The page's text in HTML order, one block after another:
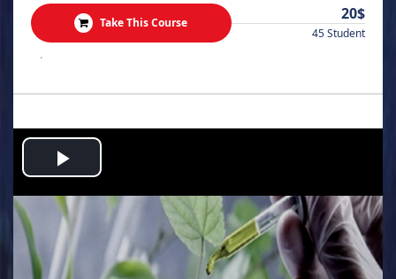
Take This Course 20$
45 Student
.
Play
Video